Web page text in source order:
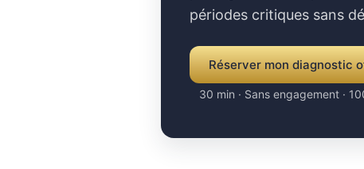
périodes critiques sans
Réserver mon diagnostic
30 min · Sans engagement ·